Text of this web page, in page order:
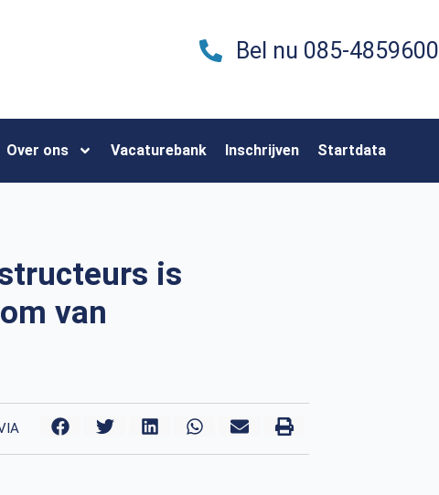
Bel nu 085-4859600
Over ons Vacaturebank Inschrijven Startdata
is
van